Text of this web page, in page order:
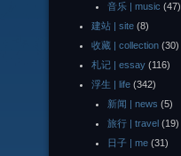
音乐 | music (47)
建站 | site (8)
收藏 | collection (30)
札记 | essay (116)
浮生 | life (342)
新闻 | news (5)
旅行 | travel (19)
日子 | me (31)